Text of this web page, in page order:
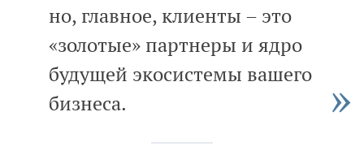
но, главное, клиенты – это
«золотые» партнеры и ядро
будущей экосистемы вашего
бизнеса.